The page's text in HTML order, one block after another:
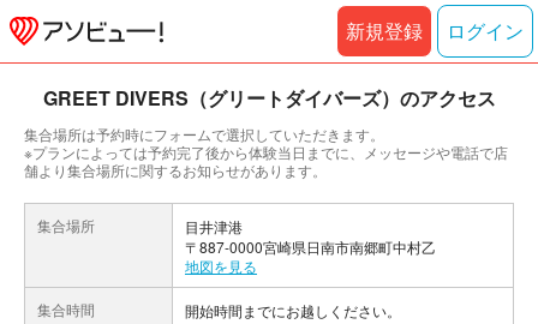
新規登録 ログイン
GREET DIVERS（グリートダイバーズ）のアクセス
集合場所は予約時にフォームで選択していただきます。
※プランによっては予約完了後から体験当日までに、メッセージや電話で店
舗より集合場所に関するお知らせがあります。
集合場所
目井津港
〒887-0000宮崎県日南市南郷町中村乙
地図を見る
集合時間 開始時間までにお越しください。